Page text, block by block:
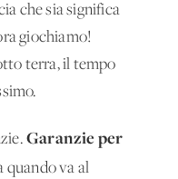
che sia significa
giochiamo!
terra, il tempo
Garanzie per
quando va al